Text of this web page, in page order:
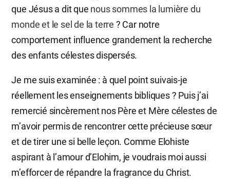
que Jésus a dit que nous sommes la lumière du
monde et le sel de la terre ? Car notre
comportement influence grandement la recherche
des enfants célestes dispersés.
Je me suis examinée : à quel point suivais-je
réellement les enseignements bibliques ? Puis j’ai
remercié sincèrement nos Père et Mère célestes de
m’avoir permis de rencontrer cette précieuse sœur
et de tirer une si belle leçon. Comme Elohiste
aspirant à l’amour d’Elohim, je voudrais moi aussi
m’efforcer de répandre la fragrance du Christ.